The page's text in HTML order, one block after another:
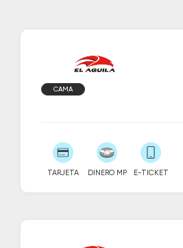
CAMA
TARJETA DINERO MP E-TICKET